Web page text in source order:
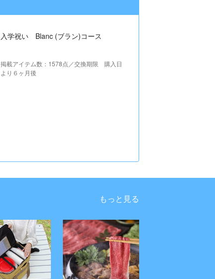
入学祝い Blanc (ブラン)コース
掲載アイテム数：1578点／交換期限 購入日
より６ヶ月後
もっと見る